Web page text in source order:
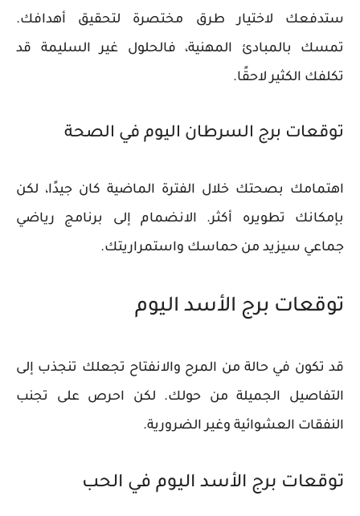
ستدفعك لاختيار طرق مختصرة لتحقيق أهدافك.
تمسك بالمبادئ المهنية، فالحلول غير السليمة قد
تكلفك الكثير لاحقًا.
توقعات برج السرطان اليوم في الصحة
اهتمامك بصحتك خلال الفترة الماضية كان جيدًا، لكن
بإمكانك تطويره أكثر. الانضمام إلى برنامج رياضي
جماعي سيزيد من حماسك واستمراريتك.
توقعات برج الأسد اليوم
قد تكون في حالة من المرح والانفتاح تجعلك تنجذب إلى
التفاصيل الجميلة من حولك. لكن احرص على تجنب
النفقات العشوائية وغير الضرورية.
توقعات برج الأسد اليوم في الحب